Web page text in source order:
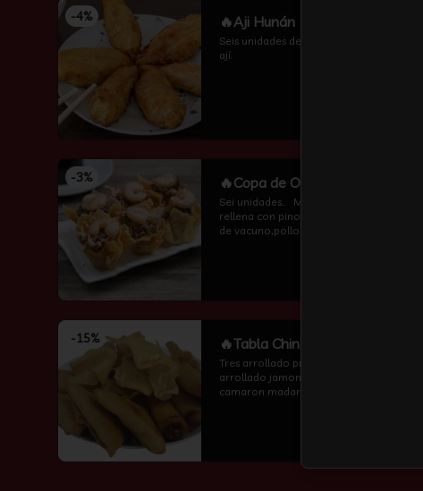
-4% 🔥Aji Hunán
Seis unidades de pescado frito con
ají.
-3% 🔥Copa de Oro
Sei unidades..   Masa wantán frita
rellena con pino de carnes (carne
de vacuno,pollo ,algas
-15% 🔥Tabla China
Tres arrollado primavera，tres
arrollado jamon y queso ，tres
camaron madarin y diez wantan